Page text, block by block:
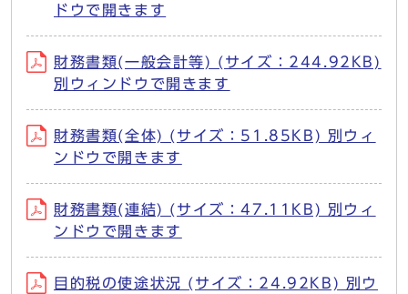
ドウで開きます
財務書類(一般会計等) (サイズ：244.92KB)
別ウィンドウで開きます
財務書類(全体) (サイズ：51.85KB) 別ウィ
ンドウで開きます
財務書類(連結) (サイズ：47.11KB) 別ウィ
ンドウで開きます
目的税の使途状況 (サイズ：24.92KB) 別ウ